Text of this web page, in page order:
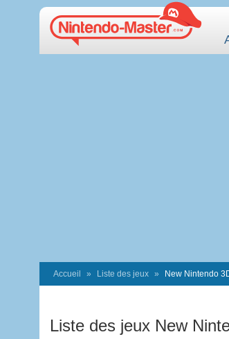
Accueil Liste des jeux New Nintendo
Liste des jeux New